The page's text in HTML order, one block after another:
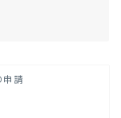
申請